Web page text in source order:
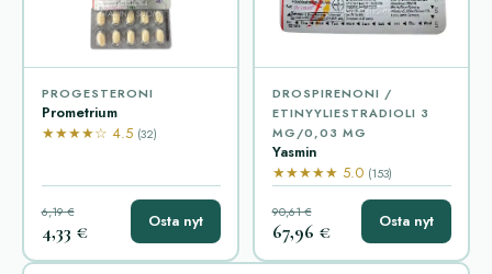
PROGESTERONI
Prometrium
★★★★☆ 4.5 (32)
6,19 €
4,33 € Osta nyt
DROSPIRENONI /
ETINYYLIESTRADIOLI 3
MG/0,03 MG
Yasmin
★★★★★ 5.0 (153)
90,61 €
67,96 € Osta nyt